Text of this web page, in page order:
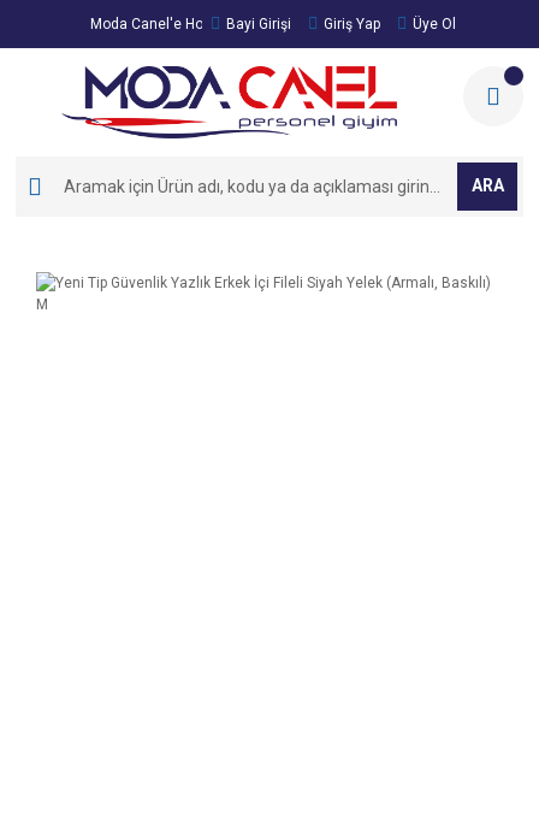
Moda Canel'e Hoşgeldiniz!
Bayi Girişi Giriş Yap Üye Ol
ARA